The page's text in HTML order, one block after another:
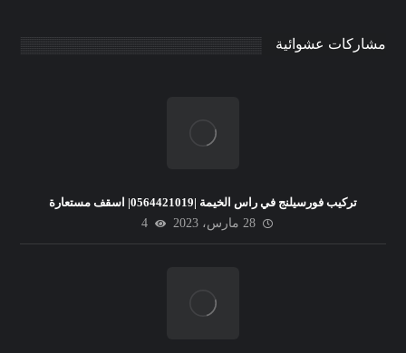
مشاركات عشوائية
تركيب فورسيلنج في راس الخيمة |0564421019| اسقف مستعارة
28 مارس، 2023
4